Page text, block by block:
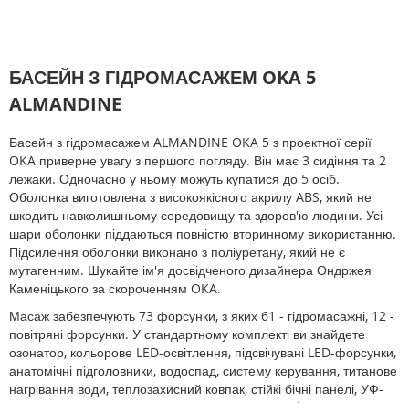
БАСЕЙН З ГІДРОМАСАЖЕМ OKA 5
ALMANDINE
Басейн з гідромасажем ALMANDINE OKA 5 з проектної серії
OKA приверне увагу з першого погляду. Він має 3 сидіння та 2
лежаки. Одночасно у ньому можуть купатися до 5 осіб.
Оболонка виготовлена з високоякісного акрилу ABS, який не
шкодить навколишньому середовищу та здоров'ю людини. Усі
шари оболонки піддаються повністю вторинному використанню.
Підсилення оболонки виконано з поліуретану, який не є
мутагенним. Шукайте ім'я досвідченого дизайнера Ондржея
Каменіцького за скороченням OKA.
Масаж забезпечують 73 форсунки, з яких 61 - гідромасажні, 12 -
повітряні форсунки. У стандартному комплекті ви знайдете
озонатор, кольорове LED-освітлення, підсвічувані LED-форсунки,
анатомічні підголовники, водоспад, систему керування, титанове
нагрівання води, теплозахисний ковпак, стійкі бічні панелі, УФ-